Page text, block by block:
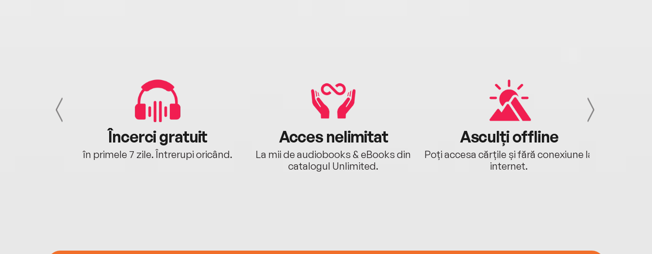
Încerci gratuit
în primele 7 zile. Întrerupi oricând.
Acces nelimitat
La mii de audiobooks & eBooks din
catalogul Unlimited.
Asculți offline
Poți accesa cărțile și fără conexiune la
internet.